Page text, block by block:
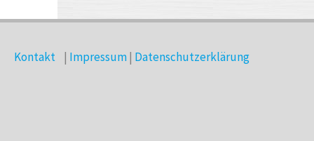
Kontakt| Impressum| Datenschutzerklärung